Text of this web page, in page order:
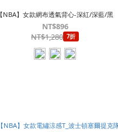
【NBA】女款網布透氣背心-深紅/深藍/黑
NT$896
NT$1,280 7折